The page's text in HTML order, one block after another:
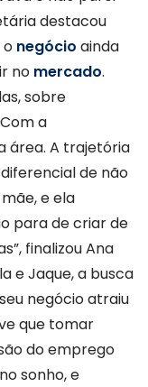
destacou
o negócio ainda
no mercado.
sobre
a
área. A trajetória
de não
e ela
para de criar de
finalizou Ana
e Jaque, a busca
negócio atraiu
que tomar
do emprego
sonho, e